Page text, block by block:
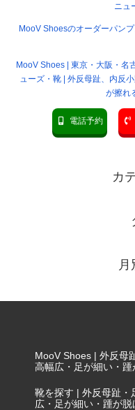
ニュ
MooV Shoesのオーダーパン
MooV Shoes | 東京・大阪・名
ューズ・靴 | 外反母趾、内反
が擦れ
電話予約
カ
MooV Shoes | 外反母
高幅広・足が細い・
靴を探す | 外反母趾・
広・足が細い・踵が